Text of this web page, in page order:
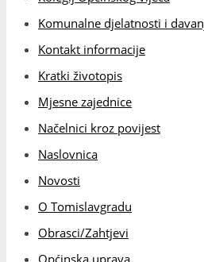
O Tomislavgradu
Obrasci/Zahtjevi
Općinski javni pravobranitelj
Općinski načelnik
Općinski načelnik – Izvješće o
Općinsko vijeće – Izvješće o
Općinsko vijeće – Program rada